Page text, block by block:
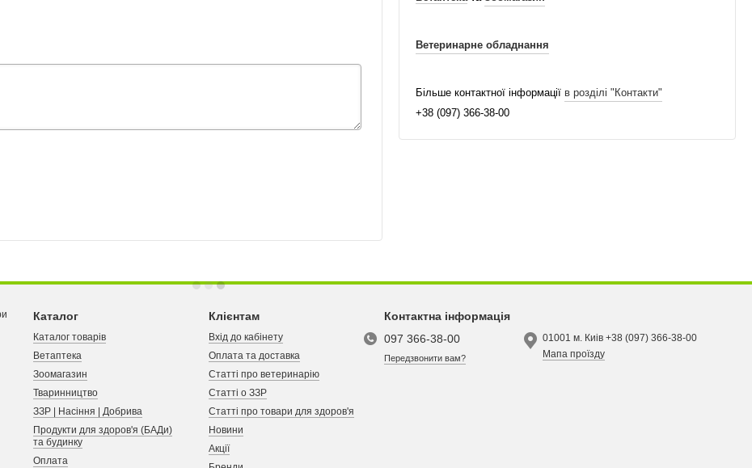
Ветеринарне обладнання
Більше контактної інформації в розділі "Контакти"
+38 (097) 366-38-00
Каталог
Каталог товарів
Ветаптека
Зоомагазин
Тваринництво
ЗЗР | Насіння | Добрива
Продукти для здоров'я (БАДи)
та будинку
Оплата
Клієнтам
Вхід до кабінету
Оплата та доставка
Статті про ветеринарію
Статті о ЗЗР
Статті про товари для здоров'я
Новини
Акції
Контактна інформація
097 366-38-00
Передзвонити вам?
01001 м. Киів +38 (097) 366-38-00
Мапа проїзду